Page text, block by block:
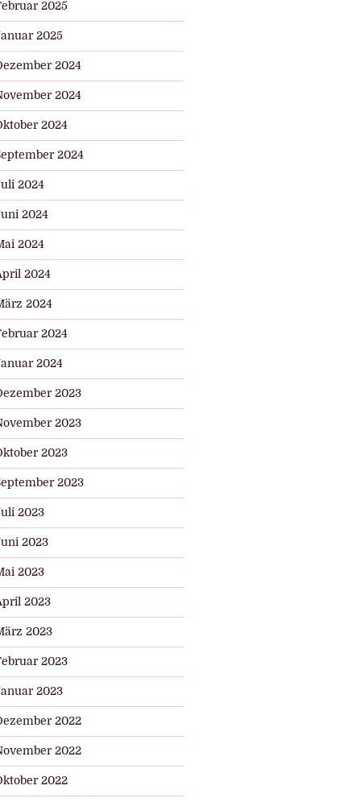
2025
2025
2024
2024
2024
2024
2024
2024
2024
2024
2024
2024
2024
2023
2023
2023
2023
2023
2023
2023
2023
2023
2023
2023
2022
2022
2022